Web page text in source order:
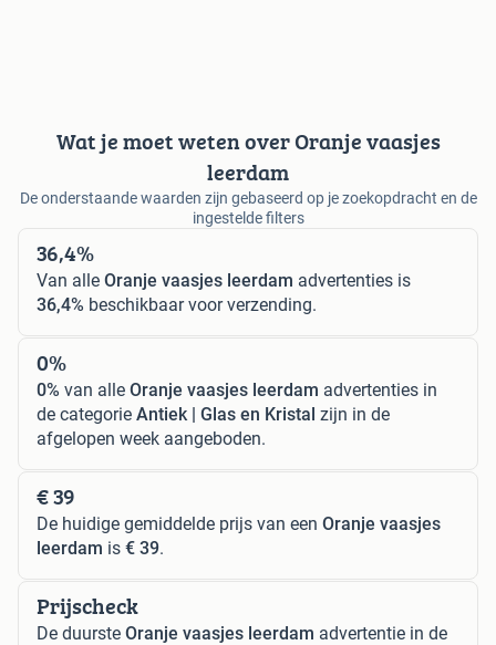
Wat je moet weten over Oranje vaasjes
leerdam
De onderstaande waarden zijn gebaseerd op je zoekopdracht en de
ingestelde filters
36,4%
Van alle Oranje vaasjes leerdam advertenties is
36,4% beschikbaar voor verzending.
0%
0% van alle Oranje vaasjes leerdam advertenties in
de categorie Antiek | Glas en Kristal zijn in de
afgelopen week aangeboden.
€ 39
De huidige gemiddelde prijs van een Oranje vaasjes
leerdam is € 39.
Prijscheck
De duurste Oranje vaasjes leerdam advertentie in de